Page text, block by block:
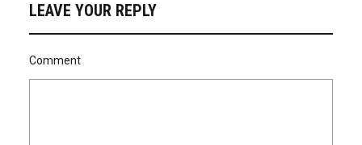
LEAVE YOUR REPLY
Comment